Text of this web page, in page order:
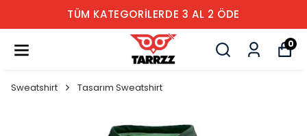
TÜM KATEGORİLERDE 3 AL 2 ÖDE
0
Sweatshirt Tasarım Sweatshirt